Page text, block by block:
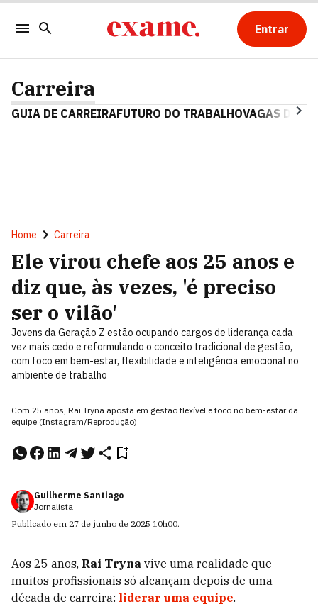
Entrar
Carreira
GUIA DE CARREIRAFUTURO DO TRABALHOVAGAS DE
Home Carreira
Ele virou chefe aos 25 anos e
diz que, às vezes, 'é preciso
ser o vilão'
Jovens da Geração Z estão ocupando cargos de liderança cada
vez mais cedo e reformulando o conceito tradicional de gestão,
com foco em bem-estar, flexibilidade e inteligência emocional no
ambiente de trabalho
Com 25 anos, Rai Tryna aposta em gestão flexível e foco no bem-estar da
equipe (Instagram/Reprodução)
Guilherme Santiago
Jornalista
Publicado em 27 de junho de 2025 10h00.
Aos 25 anos, Rai Tryna vive uma realidade que
muitos profissionais só alcançam depois de uma
década de carreira: liderar uma equipe.